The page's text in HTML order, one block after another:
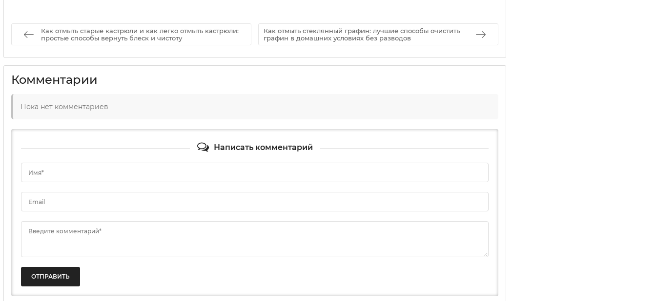
Как отмыть старые кастрюли и как легко отмыть кастрюли:
простые способы вернуть блеск и чистоту
Как отмыть стеклянный графин: лучшие способы очистить
графин в домашних условиях без разводов
Комментарии
Пока нет комментариев
Написать комментарий
Имя*
Email
Введите комментарий*
ОТПРАВИТЬ